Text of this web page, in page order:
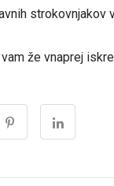
strokovnjakov
že vnaprej